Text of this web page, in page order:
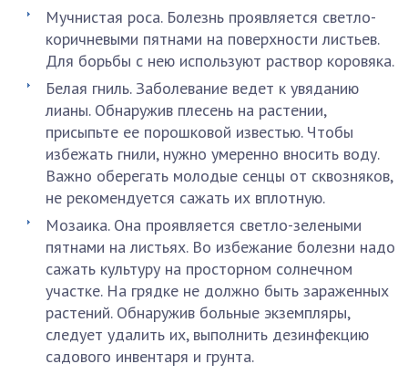
Мучнистая роса. Болезнь проявляется светло-
коричневыми пятнами на поверхности листьев.
Для борьбы с нею используют раствор коровяка.
Белая гниль. Заболевание ведет к увяданию
лианы. Обнаружив плесень на растении,
присыпьте ее порошковой известью. Чтобы
избежать гнили, нужно умеренно вносить воду.
Важно оберегать молодые сенцы от сквозняков,
не рекомендуется сажать их вплотную.
Мозаика. Она проявляется светло-зелеными
пятнами на листьях. Во избежание болезни надо
сажать культуру на просторном солнечном
участке. На грядке не должно быть зараженных
растений. Обнаружив больные экземпляры,
следует удалить их, выполнить дезинфекцию
садового инвентаря и грунта.